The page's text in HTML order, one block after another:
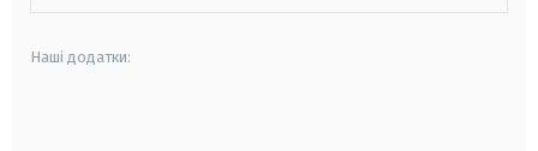
Наші додатки: